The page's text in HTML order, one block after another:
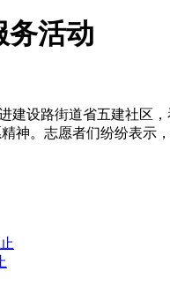
务活动
建设路街道省五建社区
神。志愿者们纷纷表示